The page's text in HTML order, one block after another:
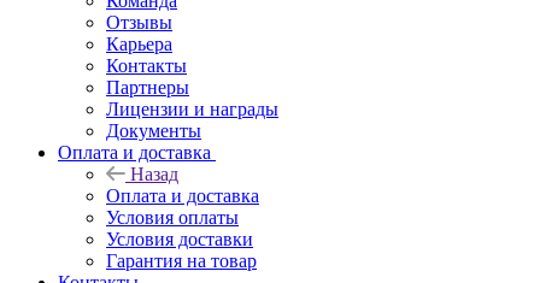
Отзывы
Карьера
Контакты
Партнеры
Лицензии и награды
Документы
Оплата и доставка
Назад
Оплата и доставка
Условия оплаты
Условия доставки
Гарантия на товар